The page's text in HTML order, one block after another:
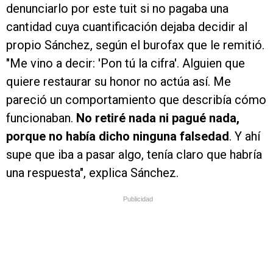
denunciarlo por este tuit si no pagaba una
cantidad cuya cuantificación dejaba decidir al
propio Sánchez, según el burofax que le remitió.
"Me vino a decir: 'Pon tú la cifra'. Alguien que
quiere restaurar su honor no actúa así. Me
pareció un comportamiento que describía cómo
funcionaban. No retiré nada ni pagué nada,
porque no había dicho ninguna falsedad. Y ahí
supe que iba a pasar algo, tenía claro que habría
una respuesta", explica Sánchez.
Publicidad